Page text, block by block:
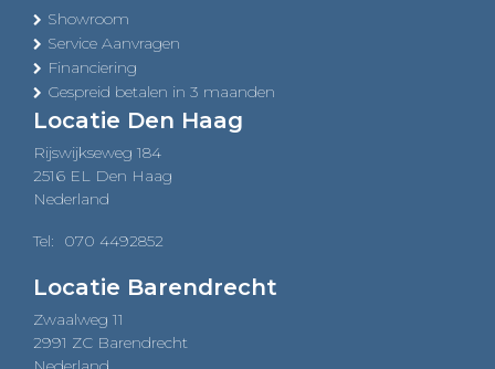
Showroom
Service Aanvragen
Financiering
Gespreid betalen in 3 maanden
Locatie Den Haag
Rijswijkseweg 184
2516 EL Den Haag
Nederland
Tel: 070 4492852
Locatie Barendrecht
Zwaalweg 11
2991 ZC Barendrecht